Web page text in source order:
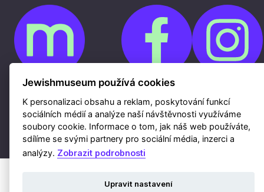
Ochrana osobních údajů
Whistleblowing
Kontakty
Mapa webu
Webdesign a hosting Nux s.r.o. | RSS
Jewishmuseum používá cookies
K personalizaci obsahu a reklam, poskytování funkcí
sociálních médií a analýze naší návštěvnosti využíváme
soubory cookie. Informace o tom, jak náš web používáte,
sdílíme se svými partnery pro sociální média, inzerci a
analýzy. Zobrazit podrobnosti
Upravit nastavení